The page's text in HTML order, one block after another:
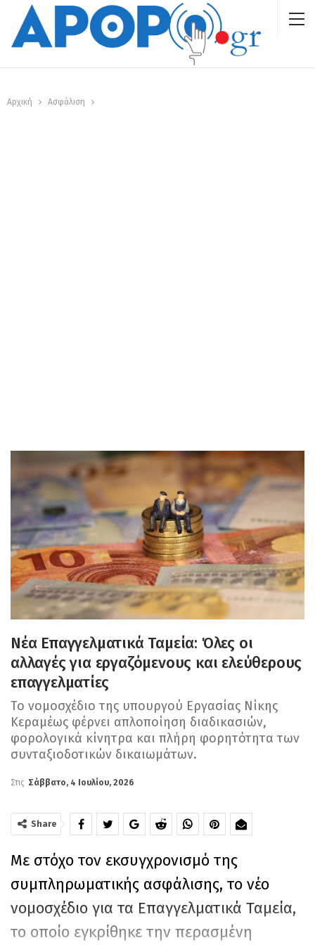
Αρχική Ασφάλιση
Νέα Επαγγελματικά Ταμεία: Όλες οι
αλλαγές για εργαζόμενους και ελεύθερους
επαγγελματίες
Το νομοσχέδιο της υπουργού Εργασίας Νίκης
Κεραμέως φέρνει απλοποίηση διαδικασιών,
φορολογικά κίνητρα και πλήρη φορητότητα των
συνταξιοδοτικών δικαιωμάτων.
Στις Σάββατο, 4 Ιουλίου, 2026
Share
Με στόχο τον εκσυγχρονισμό της
συμπληρωματικής ασφάλισης, το νέο
νομοσχέδιο για τα Επαγγελματικά Ταμεία,
το οποίο εγκρίθηκε την περασμένη